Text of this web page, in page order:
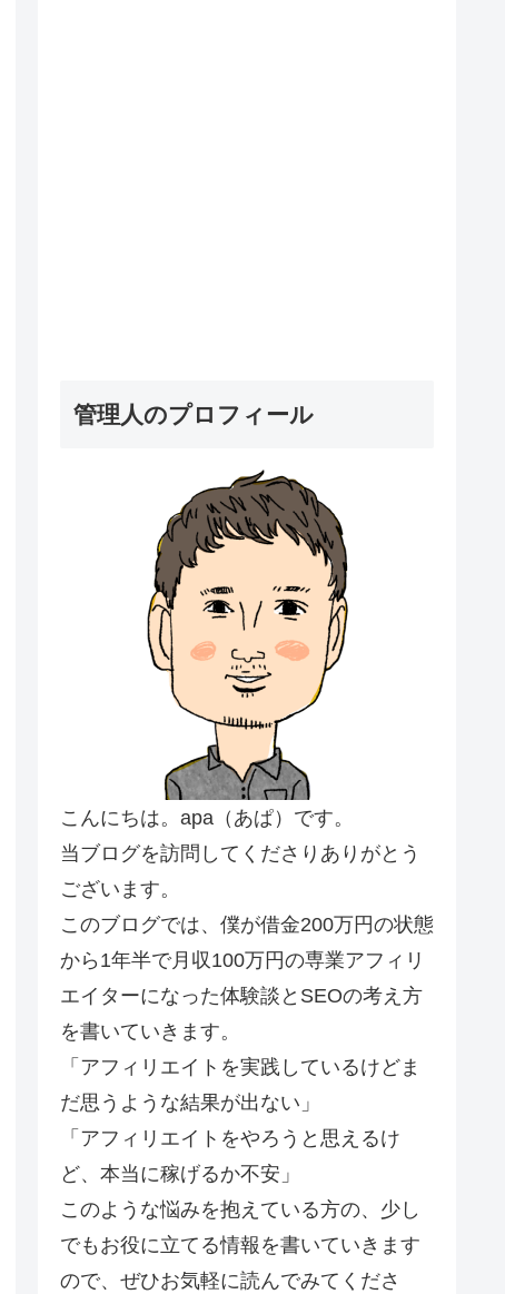
管理人のプロフィール
こんにちは。apa（あぱ）です。
当ブログを訪問してくださりありがとう
ございます。
このブログでは、僕が借金200万円の状態
から1年半で月収100万円の専業アフィリ
エイターになった体験談とSEOの考え方
を書いていきます。
「アフィリエイトを実践しているけどま
だ思うような結果が出ない」
「アフィリエイトをやろうと思えるけ
ど、本当に稼げるか不安」
このような悩みを抱えている方の、少し
でもお役に立てる情報を書いていきます
ので、ぜひお気軽に読んでみてくださ